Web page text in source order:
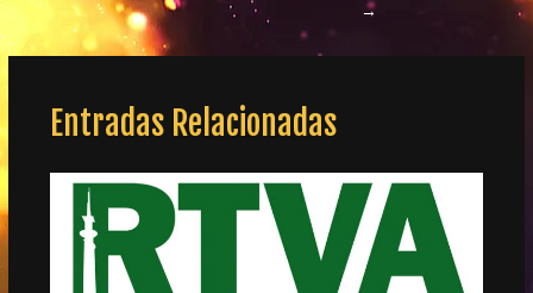
→
Entradas Relacionadas